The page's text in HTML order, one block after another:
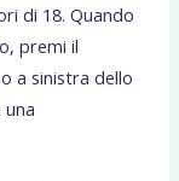
di 18. Quando
premi il
a sinistra dello